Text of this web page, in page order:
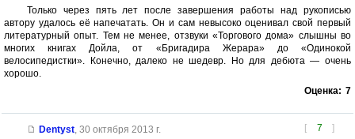
Только через пять лет после завершения работы над рукописью
автору удалось её напечатать. Он и сам невысоко оценивал свой первый
литературный опыт. Тем не менее, отзвуки «Торгового дома» слышны во
многих книгах Дойла, от «Бригадира Жерара» до «Одинокой
велосипедистки». Конечно, далеко не шедевр. Но для дебюта — очень
хорошо.
Оценка: 7
[ 7 ]
Dentyst, 30 октября 2013 г.